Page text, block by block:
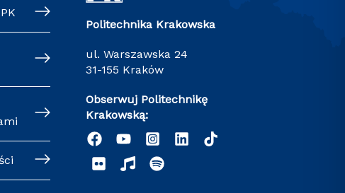
Politechnika Krakowska
ul. Warszawska 24
31-155 Kraków
Obserwuj Politechnikę
Krakowską: